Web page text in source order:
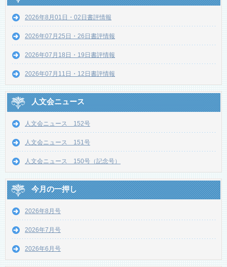
2026年8月01日・02日書評情報
2026年07月25日・26日書評情報
2026年07月18日・19日書評情報
2026年07月11日・12日書評情報
人文会ニュース
人文会ニュース 152号
人文会ニュース 151号
人文会ニュース 150号（記念号）
今月の一押し
2026年8月号
2026年7月号
2026年6月号